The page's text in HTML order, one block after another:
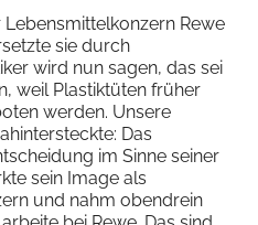
Rewe
sie durch
wird nun sagen, das sei
weil Plastiktüten früher
werden. Unsere
Das
im Sinne seiner
sein Image als
und nahm obendrein